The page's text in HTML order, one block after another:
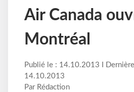
Air Canada
Montréal
Publié le : 14.10.2013 I
14.10.2013
Par Rédaction